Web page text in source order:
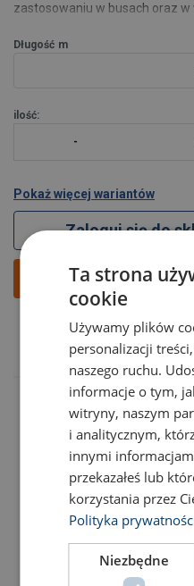
zastosowaniu w busach oraz w
handlu stopó aluminium i mogą
Długość m
ilość:
Pokaż więcej wariantów
Zaloguj się do
Nr artykułu
33010027F
Materiał:
Ta strona
cookie
Używamy plików
personalizacji
naszego ruchu.
informacje o tym,
witryny, naszym
i analitycznym,
innymi
przekazałeś lub
korzystania przez
Polityka
Niezbędne